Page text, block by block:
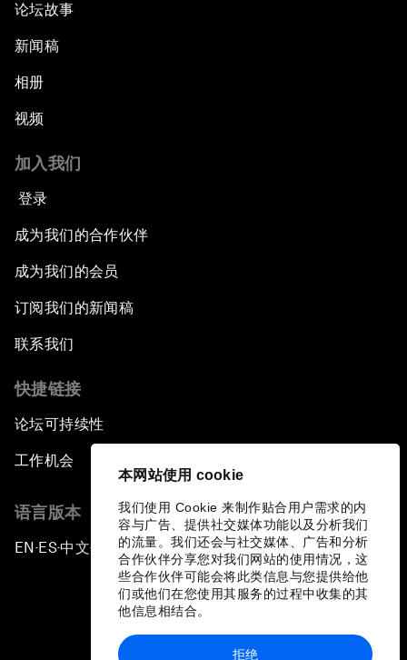
本网站使用 cookie
我们使用 Cookie 来制作贴合用户需求的内
容与广告、提供社交媒体功能以及分析我们
的流量。我们还会与社交媒体、广告和分析
合作伙伴分享您对我们网站的使用情况，这
些合作伙伴可能会将此类信息与您提供给他
们或他们在您使用其服务的过程中收集的其
他信息相结合。
拒绝
论坛故事
新闻稿
相册
视频
加入我们
登录
成为我们的合作伙伴
成为我们的会员
订阅我们的新闻稿
联系我们
快捷链接
论坛可持续性
工作机会
语言版本
EN ▪ ES▪中文▪ 日本語